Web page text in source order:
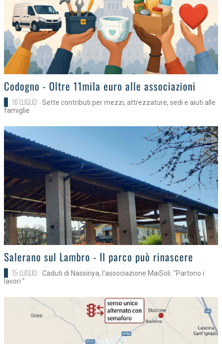
>
Codogno - Oltre 11mila euro alle associazioni
16 LUGLIO
Sette contributi per mezzi, attrezzature, sedi e aiuti alle
famiglie
>
Salerano sul Lambro - Il parco può rinascere
15 LUGLIO
Caduti di Nassiriya, l'associazione MaiSoli: "Partono i
lavori "